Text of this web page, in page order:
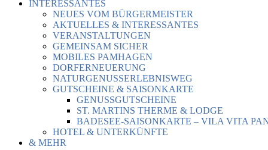
INTERESSANTES
NEUES VOM BÜRGERMEISTER
AKTUELLES & INTERESSANTES
VERANSTALTUNGEN
GEMEINSAM SICHER
MOBILES PAMHAGEN
DORFERNEUERUNG
NATURGENUSSERLEBNISWEG
GUTSCHEINE & SAISONKARTE
GENUSSGUTSCHEINE
ST. MARTINS THERME & LODGE
BADESEE-SAISONKARTE – VILA VITA
HOTEL & UNTERKÜNFTE
& MEHR